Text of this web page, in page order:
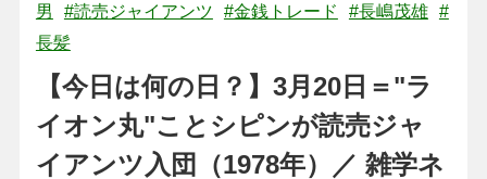
男
#読売ジャイアンツ #金銭トレード #長嶋茂雄 #
長髪
【今日は何の日？】3月20日＝"ラ
イオン丸"ことシピンが読売ジャ
イアンツ入団（1978年）／ 雑学ネ